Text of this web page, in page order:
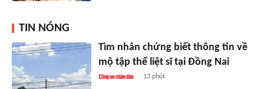
TIN NÓNG
Tìm nhân chứng biết thông tin về
mộ tập thể liệt sĩ tại Đồng Nai
13 phút